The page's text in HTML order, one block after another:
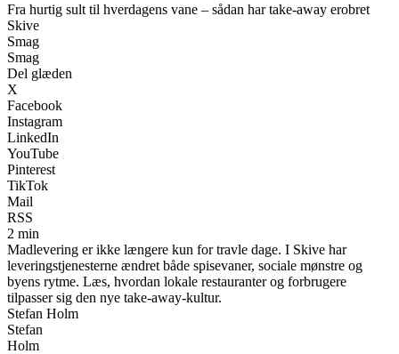
Fra hurtig sult til hverdagens vane – sådan har take-away erobret
Skive
Smag
Smag
Del glæden
X
Facebook
Instagram
LinkedIn
YouTube
Pinterest
TikTok
Mail
RSS
2 min
Madlevering er ikke længere kun for travle dage. I Skive har
leveringstjenesterne ændret både spisevaner, sociale mønstre og
byens rytme. Læs, hvordan lokale restauranter og forbrugere
tilpasser sig den nye take-away-kultur.
Stefan Holm
Stefan
Holm